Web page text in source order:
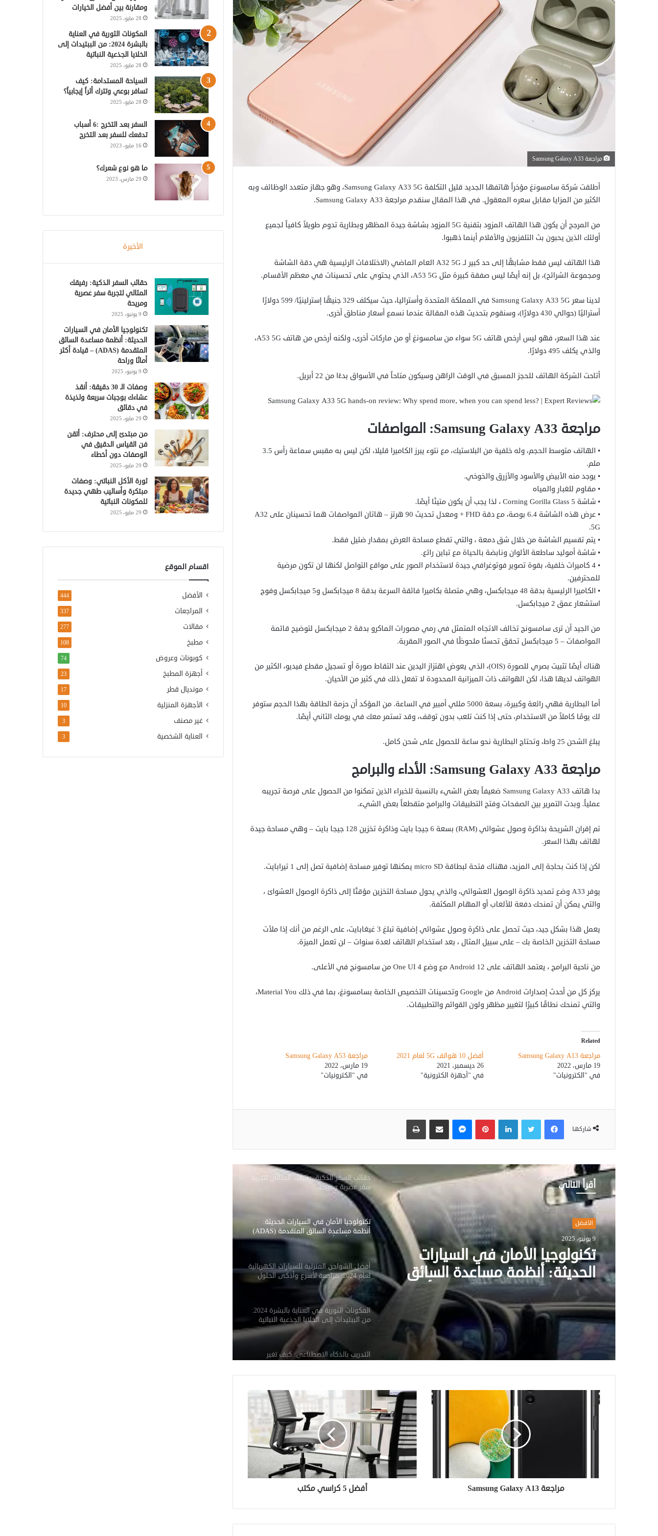
مراجعة Samsung Galaxy A33
أطلقت شركة سامسونغ مؤخراً هاتفها الجديد قليل التكلفة Samsung Galaxy A33 5G، وهو جهاز متعدد الوظائف وبه
الكثير من المزايا مقابل سعره المعقول. في هذا المقال سنقدم مراجعة Samsung Galaxy A33.
من المرجح أن يكون هذا الهاتف المزود بتقنية 5G المزود بشاشة جيدة المظهر وبطارية تدوم طويلاً كافياً لجميع
أولئك الذين يحبون بث التلفزيون والأفلام أينما ذهبوا.
هذا الهاتف ليس فقط مشابهًا إلى حد كبير لـ A32 5G العام الماضي (الاختلافات الرئيسية هي دقة الشاشة
ومجموعة الشرائح)، بل إنه أيضًا ليس صفقة كبيرة مثل A53 5G، الذي يحتوي على تحسينات في معظم الأقسام.
لدينا سعر Samsung Galaxy A33 5G في المملكة المتحدة وأستراليا، حيث سيكلف 329 جنيهًا إسترلينيًا/ 599 دولارًا
أستراليًا (حوالي 430 دولارًا)، وسنقوم بتحديث هذه المقالة عندما نسمع أسعار مناطق أخرى.
عند هذا السعر، فهو ليس أرخص هاتف 5G سواء من سامسونغ أو من ماركات أخرى، ولكنه أرخص من هاتف A53 5G،
والذي يكلف 495 دولارًا.
أتاحت الشركة الهاتف للحجز المسبق في الوقت الراهن وسيكون متاحاً في الأسواق بدءًا من 22 أبريل.
مراجعة Samsung Galaxy A33: المواصفات
• الهاتف متوسط الحجم، وله خلفية من البلاستيك، مع نتوء يبرز الكاميرا قليلا، لكن ليس به مقبس سماعة رأس 3.5
ملم.
• يوجد منه الأبيض والأسود والأزرق والخوخي.
• مقاوم للغبار والمياه
• شاشة Corning Gorilla Glass 5 ، لذا يجب أن يكون متينًا أيضًا.
• عرض هذه الشاشة 6.4 بوصة، مع دقة FHD + ومعدل تحديث 90 هرتز – هاتان المواصفات هما تحسينان على A32
5G.
• يتم تقسيم الشاشة من خلال شق دمعة ، والتي تقطع مساحة العرض بمقدار ضئيل فقط.
• شاشة أموليد ساطعة الألوان ونابضة بالحياة مع تباين رائع.
• 4 كاميرات خلفية، بقوة تصوير فوتوغرافي جيدة لاستخدام الصور على مواقع التواصل لكنها لن تكون مرضية
للمحترفين.
• الكاميرا الرئيسية بدقة 48 ميجابكسل، وهي متصلة بكاميرا فائقة السرعة بدقة 8 ميجابكسل و5 ميجابكسل وفوج
استشعار عمق 2 ميجابكسل.
من الجيد أن ترى سامسونج تخالف الاتجاه المتمثل في رمي مصورات الماكرو بدقة 2 ميجابكسل لتوضيح قائمة
المواصفات – 5 ميجابكسل تحقق تحسنًا ملحوظًا في الصور المقربة.
هناك أيضًا تثبيت بصري للصورة (OIS)، الذي يعوض اهتزاز اليدين عند التقاط صورة أو تسجيل مقطع فيديو، الكثير من
الهواتف لديها هذا، لكن الهواتف ذات الميزانية المحدودة لا تفعل ذلك في كثير من الأحيان.
أما البطارية فهي رائعة وكبيرة، بسعة 5000 مللي أمبير في الساعة. من المؤكد أن حزمة الطاقة بهذا الحجم ستوفر
لك يومًا كاملاً من الاستخدام، حتى إذا كنت تلعب بدون توقف، وقد تستمر معك في يومك الثاني أيضًا.
يبلغ الشحن 25 واط، وتحتاج البطارية نحو ساعة للحصول على شحن كامل.
مراجعة Samsung Galaxy A33: الأداء والبرامج
بدا هاتف Samsung Galaxy A33 ضعيفاً بعض الشيء بالنسبة للخبراء الذين تمكنوا من الحصول على فرصة تجريبه
عملياً. وبدت التمرير بين الصفحات وفتح التطبيقات والبرامج متقطعاً بعض الشيء.
تم إقران الشريحة بذاكرة وصول عشوائي (RAM) بسعة 6 جيجا بايت وذاكرة تخزين 128 جيجا بايت – وهي مساحة جيدة
لهاتف بهذا السعر.
لكن إذا كنت بحاجة إلى المزيد، فهناك فتحة لبطاقة micro SD يمكنها توفير مساحة إضافية تصل إلى 1 تيرابايت.
يوفر A33 وضع تمديد ذاكرة الوصول العشوائي، والذي يحول مساحة التخزين مؤقتًا إلى ذاكرة الوصول العشوائ ،
والتي يمكن أن تمنحك دفعة للألعاب أو المهام المكثفة.
يعمل هذا بشكل جيد، حيث تحصل على ذاكرة وصول عشوائي إضافية تبلغ 3 غيغابايت، على الرغم من أنك إذا ملأت
مساحة التخزين الخاصة بك – على سبيل المثال ، بعد استخدام الهاتف لعدة سنوات – لن تعمل الميزة.
من ناحية البرامج ، يعتمد الهاتف على Android 12 مع وضع One UI 4 من سامسونج في الأعلى.
يركز كل من أحدث إصدارات Android من Google وتحسينات التخصيص الخاصة بسامسونغ، بما في ذلك Material You،
والتي تمنحك نطاقًا كبيرًا لتغيير مظهر ولون القوائم والتطبيقات.
Related
مراجعة Samsung Galaxy A13
19 مارس، 2022
في "الكترونيات"
أفضل 10 هواتف 5G لعام 2021
26 ديسمبر، 2021
في "أجهزة الكترونية"
مراجعة Samsung Galaxy A53
19 مارس، 2022
في "الكترونيات"
شاركها
فيسبوك لينكدإن بينتيريست
أقرأ التالي
الأفضل
9 يونيو، 2025
تكنولوجيا الأمان في السيارات
الحديثة: أنظمة مساعدة السائق
المتقدمة (ADAS) – قيادة أكثر
أمانًا وراحة
أجهزة الاستشعار الإلكترونية: الابتكار
والتطبيقات
حقائب السفر الذكية: رفيقك المثالي لتجربة
سفر عصرية ومريحة
تكنولوجيا الأمان في السيارات الحديثة:
أنظمة مساعدة السائق المتقدمة (ADAS)
– قيادة أكثر أمانًا وراحة
أفضل الشواحن المنزلية للسيارات الكهربائية
لعام 2024: مراجعة لأسرع وأذكى الحلول
المكونات الثورية في العناية بالبشرة 2024:
من الببتيدات إلى الخلايا الجذعية النباتية
التدريب بالذكاء الاصطناعي: كيف تغير
ساعات اللياقة الذكية 2024/2025: مقارنة
شاملة لأفضل الأجهزة لمراقبة الصحة
والنوم
مواصفات أيفون الجديد إصدار 17: الابتكار
في كل تفاصيله
أجهزة الاستشعار الإلكترونية: الابتكار
مراجعة Samsung Galaxy A13 أفضل 5 كراسي مكتب
ي
س
ت
م
م
و
R
S
ومقارنة بين أفضل الخيارات
28 مايو، 2025
المكونات الثورية في العناية
بالبشرة 2024: من الببتيدات إلى
الخلايا الجذعية النباتية
28 مايو، 2025
السياحة المستدامة: كيف
تسافر بوعي وتترك أثراً إيجابياً؟
28 مايو، 2025
السفر بعد التخرج :6 أسباب
تدفعك للسفر بعد التخرج
16 مايو، 2023
ما هو نوع شعرك؟
29 مارس، 2023
الأخيرة
حقائب السفر الذكية: رفيقك
المثالي لتجربة سفر عصرية
ومريحة
9 يونيو، 2025
تكنولوجيا الأمان في السيارات
الحديثة: أنظمة مساعدة السائق
المتقدمة (ADAS) – قيادة أكثر
أمانًا وراحة
9 يونيو، 2025
وصفات الـ 30 دقيقة: أنقذ
عشاءك بوجبات سريعة ولذيذة
في دقائق
29 مايو، 2025
من مبتدئ إلى محترف: أتقن
فن القياس الدقيق في
الوصفات دون أخطاء
29 مايو، 2025
ثورة الأكل النباتي: وصفات
مبتكرة وأساليب طهي جديدة
للمكونات النباتية
29 مايو، 2025
اقسام الموقع
الأفضل 444
المراجعات 337
مقالات 277
مطبخ 108
كوبونات وعروض 74
أجهزة المطبخ 23
مونديال قطر 17
الأجهزة المنزلية 10
غير مصنف 3
العناية الشخصية 3